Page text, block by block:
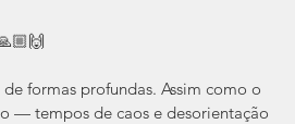
formas profundas. Assim como o
— tempos de caos e desorientação